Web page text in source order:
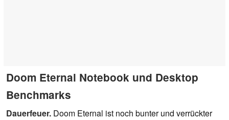
Doom Eternal Notebook und Desktop
Benchmarks
Dauerfeuer. Doom Eternal ist noch bunter und verrückter